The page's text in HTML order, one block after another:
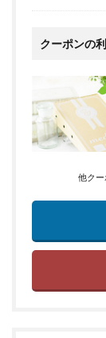
クーポンの
他ク